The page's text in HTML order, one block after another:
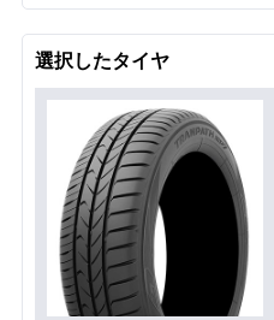
選択したタイヤ